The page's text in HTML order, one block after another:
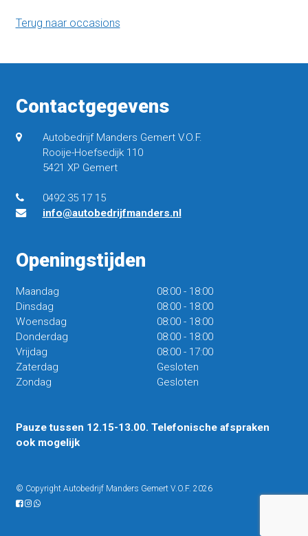
Terug naar occasions
Contactgegevens
Autobedrijf Manders Gemert V.O.F.
Rooije-Hoefsedijk 110
5421 XP Gemert
0492 35 17 15
info@autobedrijfmanders.nl
Openingstijden
Maandag 08:00- 18:00
Dinsdag
08:00- 18:00
Woensdag
08:00- 18:00
Donderdag
08:00- 18:00
Vrijdag
08:00- 17:00
Zaterdag
Gesloten
Zondag
Gesloten
Pauze tussen 12.15-13.00. Telefonische afspraken
ook mogelijk
© Copyright Autobedrijf Manders Gemert V.O.F. 2026